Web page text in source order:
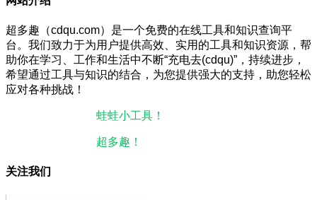
超多趣（cdqu.com）是一个免费的在线工具和知识查询平
台。我们致力于为用户提供高效、实用的工具和知识资源，帮
助你在学习、工作和生活中不断“充电去(cdqu)”，持续进步，
希望通过工具与知识的结合，为您提供强大的支持，助您轻松
应对各种挑战！
本站微信小程序：
超多趣！ 微信搜一搜即可关注。